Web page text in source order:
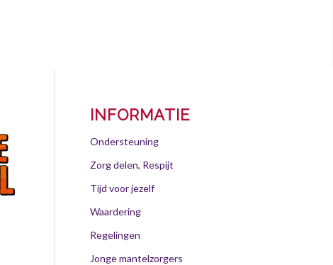
INFORMATIE
Ondersteuning
Zorg delen, Respijt
Tijd voor jezelf
Waardering
Regelingen
Jonge mantelzorgers